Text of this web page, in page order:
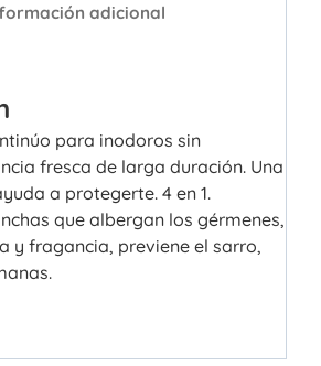
adicional
para inodoros sin
fresca de larga duración. Una
a protegerte. 4 en 1.
que albergan los gérmenes,
y fragancia, previene el sarro,